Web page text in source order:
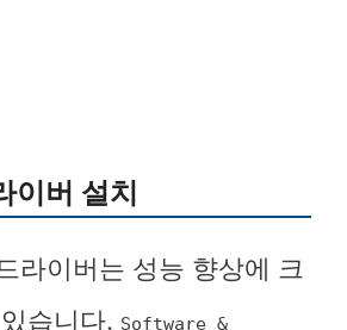
이버 설치
라이버는 성능 향상에 크
습니다. Software &